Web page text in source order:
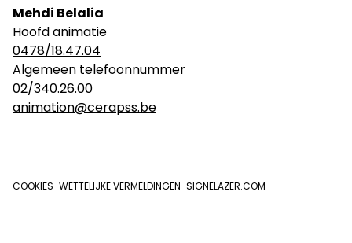
Mehdi Belalia
Hoofd animatie
0478/18.47.04
Algemeen telefoonnummer
02/340.26.00
animation@cerapss.be
COOKIES-WETTELIJKE VERMELDINGEN-SIGNELAZER.COM